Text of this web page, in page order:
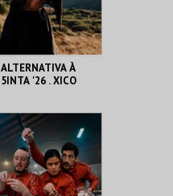
COMPRAR
ALTERNATIVA À
5INTA '26 . XICO
CASA DA
CRIATIVIDADE
MAIS INFO